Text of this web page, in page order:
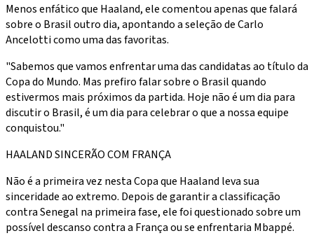
Menos enfático que Haaland, ele comentou apenas que falará
sobre o Brasil outro dia, apontando a seleção de Carlo
Ancelotti como uma das favoritas.
"Sabemos que vamos enfrentar uma das candidatas ao título da
Copa do Mundo. Mas prefiro falar sobre o Brasil quando
estivermos mais próximos da partida. Hoje não é um dia para
discutir o Brasil, é um dia para celebrar o que a nossa equipe
conquistou."
HAALAND SINCERÃO COM FRANÇA
Não é a primeira vez nesta Copa que Haaland leva sua
sinceridade ao extremo. Depois de garantir a classificação
contra Senegal na primeira fase, ele foi questionado sobre um
possível descanso contra a França ou se enfrentaria Mbappé.